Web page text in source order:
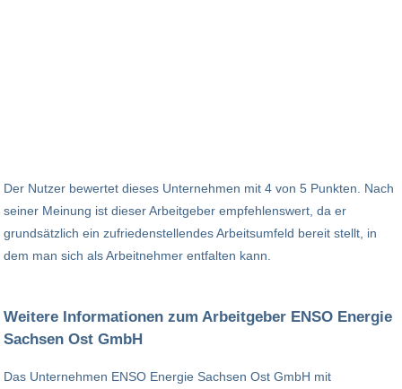
Der Nutzer bewertet dieses Unternehmen mit 4 von 5 Punkten. Nach
seiner Meinung ist dieser Arbeitgeber empfehlenswert, da er
grundsätzlich ein zufriedenstellendes Arbeitsumfeld bereit stellt, in
dem man sich als Arbeitnehmer entfalten kann.
Weitere Informationen zum Arbeitgeber ENSO Energie
Sachsen Ost GmbH
Das Unternehmen ENSO Energie Sachsen Ost GmbH mit